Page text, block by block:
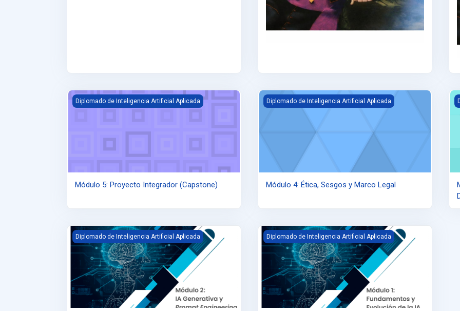
Módulo 5: Proyecto Integrador (Capstone)
Diplomado de Inteligencia Artificial Aplicada
Módulo 5: Proyecto Integrador (Capstone)
Módulo 4: Ética, Sesgos y Marco Legal
Diplomado de Inteligencia Artificial Aplicada
Módulo 4: Ética, Sesgos y Marco Legal
Módulo 2: IA Generativa y Prompt Engineering
Diplomado de Inteligencia Artificial Aplicada Módulo I: Fundamentos y Evolución de la IA
Diplomado de Inteligencia Artificial Aplicada